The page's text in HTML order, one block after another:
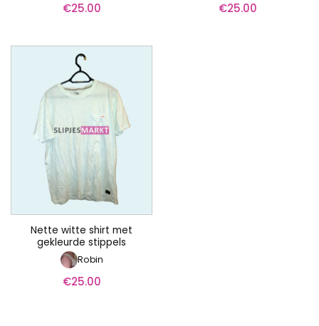
€25.00 €25.00
Nette witte shirt met
gekleurde stippels
Robin
€25.00